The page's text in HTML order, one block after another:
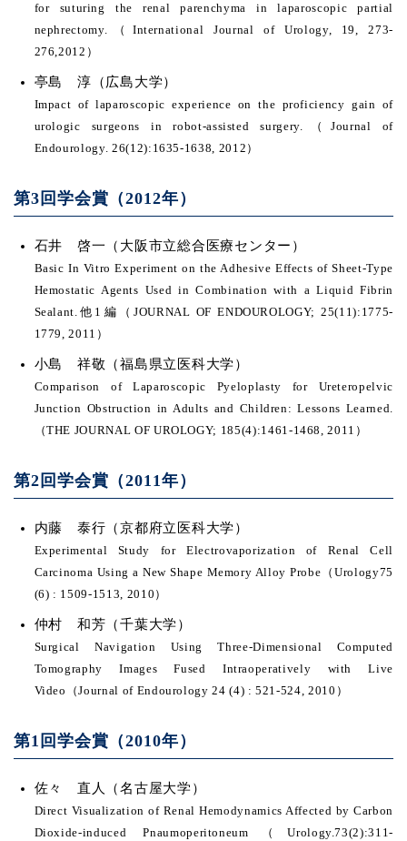
for suturing the renal parenchyma in laparoscopic partial
nephrectomy.（International Journal of Urology, 19, 273-
276,2012）
亭島 淳（広島大学）
Impact of laparoscopic experience on the proficiency gain of
urologic surgeons in robot-assisted surgery.（Journal of
Endourology. 26(12):1635-1638, 2012）
第3回学会賞（2012年）
石井 啓一（大阪市立総合医療センター）
Basic In Vitro Experiment on the Adhesive Effects of Sheet-Type
Hemostatic Agents Used in Combination with a Liquid Fibrin
Sealant.他1編（JOURNAL OF ENDOUROLOGY; 25(11):1775-
1779, 2011）
小島 祥敬（福島県立医科大学）
Comparison of Laparoscopic Pyeloplasty for Ureteropelvic
Junction Obstruction in Adults and Children: Lessons Learned.
（THE JOURNAL OF UROLOGY; 185(4):1461-1468, 2011）
第2回学会賞（2011年）
内藤 泰行（京都府立医科大学）
Experimental Study for Electrovaporization of Renal Cell
Carcinoma Using a New Shape Memory Alloy Probe（Urology75
(6) : 1509-1513, 2010）
仲村 和芳（千葉大学）
Surgical Navigation Using Three-Dimensional Computed
Tomography Images Fused Intraoperatively with Live
Video（Journal of Endourology 24 (4) : 521-524, 2010）
第1回学会賞（2010年）
佐々 直人（名古屋大学）
Direct Visualization of Renal Hemodynamics Affected by Carbon
Dioxide-induced Pnaumoperitoneum（Urology.73(2):311-